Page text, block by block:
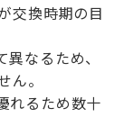
交換時期の目
なるため、
。
れるため数十